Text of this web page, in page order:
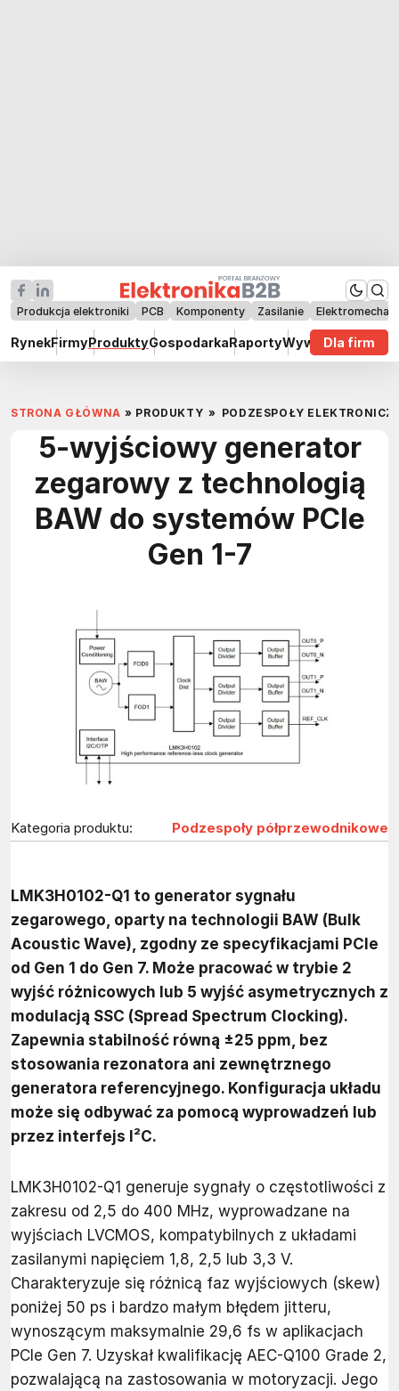
Produkcja elektroniki PCB Komponenty Zasilanie
RynekFirmyProduktyGospodarkaRaportyWywiadyDla firm
STRONA GŁÓWNA » PRODUKTY » PODZESPOŁY
5-wyjściowy generator
zegarowy z technologią
BAW do systemów PCIe
Gen 1-7
Kategoria produktu: Podzespoły półprzewodnikowe
LMK3H0102-Q1 to generator sygnału
zegarowego, oparty na technologii BAW (Bulk
Acoustic Wave), zgodny ze specyfikacjami PCIe
od Gen 1 do Gen 7. Może pracować w trybie 2
wyjść różnicowych lub 5 wyjść asymetrycznych z
modulacją SSC (Spread Spectrum Clocking).
Zapewnia stabilność równą ±25 ppm, bez
stosowania rezonatora ani zewnętrznego
generatora referencyjnego. Konfiguracja układu
może się odbywać za pomocą wyprowadzeń lub
przez interfejs I²C.
LMK3H0102-Q1 generuje sygnały o częstotliwości z
zakresu od 2,5 do 400 MHz, wyprowadzane na
wyjściach LVCMOS, kompatybilnych z układami
zasilanymi napięciem 1,8, 2,5 lub 3,3 V.
Charakteryzuje się różnicą faz wyjściowych (skew)
poniżej 50 ps i bardzo małym błędem jitteru,
wynoszącym maksymalnie 29,6 fs w aplikacjach
PCIe Gen 7. Uzyskał kwalifikację AEC-Q100 Grade 2,
pozwalającą na zastosowania w motoryzacji. Jego